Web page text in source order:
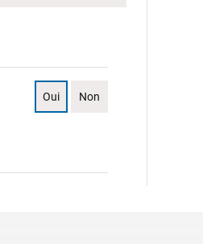
Oui Non